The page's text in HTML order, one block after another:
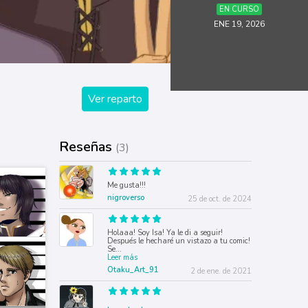
EN CURSO
ENE 19, 2026
Ver reparto
Reseñas (3)
Me gusta!!!
nigroverso
25 de oct. de 2024
Holaaa! Soy Isa! Ya le di a seguir!
Después le hecharé un vistazo a tu comic!
Se...
Leer más
Otaku_Art_91
2 de ene. de 2021